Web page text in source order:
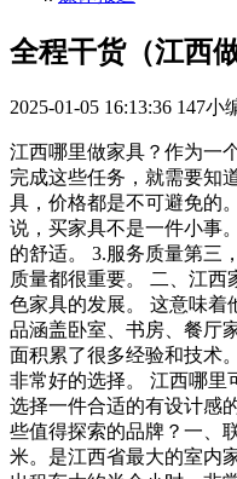
全程干货（江西
2025-01-05 16:13:36 147小
江西哪里做家具？作为一
完成这些任务，就需要知
具，价格都是不可避免的
说，买家具不是一件小事
的舒适。 3.服务质量第三
质量都很重要。 二、江
色家具的发展。 这意味着
品涵盖卧室、书房、餐厅
面积累了很多经验和技术
非常好的选择。 江西哪里
选择一件合适的有设计感
些值得探索的品牌？一、
米。是江西省最大的室内